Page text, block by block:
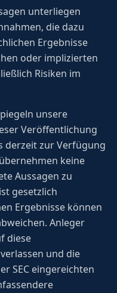
unterliegen
die dazu
Ergebnisse
oder implizierten
Risiken im
unsere
Veröffentlichung
derzeit zur Verfügung
keine
Aussagen zu
gesetzlich
Ergebnisse können
Anleger
diese
und die
SEC eingereichten